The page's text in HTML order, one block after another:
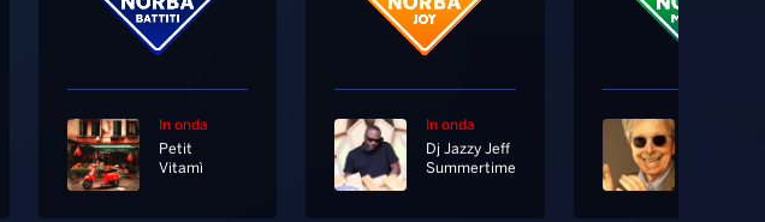
In onda
Petit
Vitamì
In onda
Dj Jazzy Jeff
Summertime